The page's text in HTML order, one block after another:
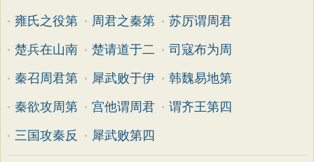
雍氏之役第 周君之秦第 苏厉谓周君
楚兵在山南 楚请道于二 司寇布为周
秦召周君第 犀武败于伊 韩魏易地第
秦欲攻周第 宫他谓周君 谓齐王第四
三国攻秦反 犀武败第四